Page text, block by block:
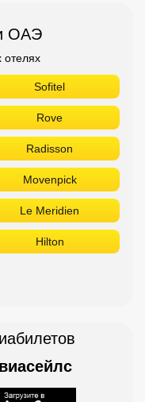
ОАЭ
отелях
Sofitel
Rove
Radisson
Movenpick
Le Meridien
Hilton